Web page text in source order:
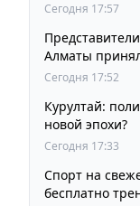
Сегодня 17:57
Алматы
Абая
Сегодня 17:52
Курултай:
новой эпохи?
Сегодня 17:33
Спорт на
бесплатно